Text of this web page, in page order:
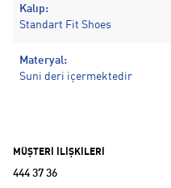
Kalıp:
Standart Fit Shoes
Materyal:
Suni deri içermektedir
MÜŞTERİ İLİŞKİLERİ
444 37 36